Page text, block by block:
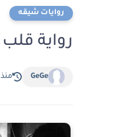
روايات شيقه
رواية قلب
GeGe